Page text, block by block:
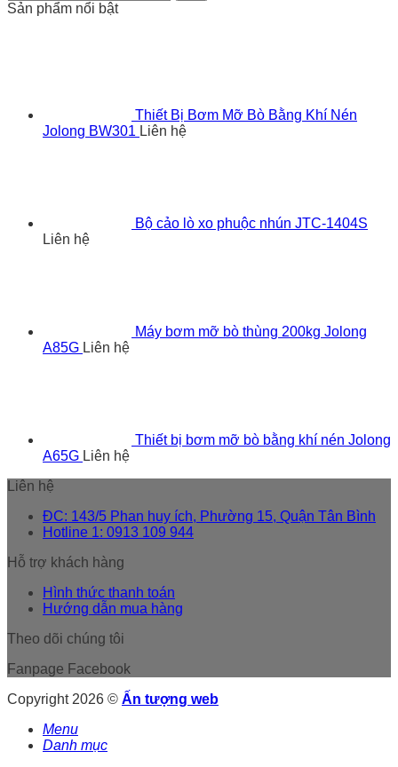
Sản phẩm nổi bật
Thiết Bị Bơm Mỡ Bò Bằng Khí Nén
Jolong BW301 Liên hệ
Bộ cảo lò xo phuộc nhún JTC-1404S
Liên hệ
Máy bơm mỡ bò thùng 200kg Jolong
A85G Liên hệ
Thiết bị bơm mỡ bò bằng khí nén Jolong
A65G Liên hệ
Liên hệ
ĐC: 143/5 Phan huy ích, Phường 15, Quận Tân Bình
Hotline 1: 0913 109 944
Hỗ trợ khách hàng
Hình thức thanh toán
Hướng dẫn mua hàng
Theo dõi chúng tôi
Fanpage Facebook
Copyright 2026 © Ấn tượng web
Menu
Danh mục